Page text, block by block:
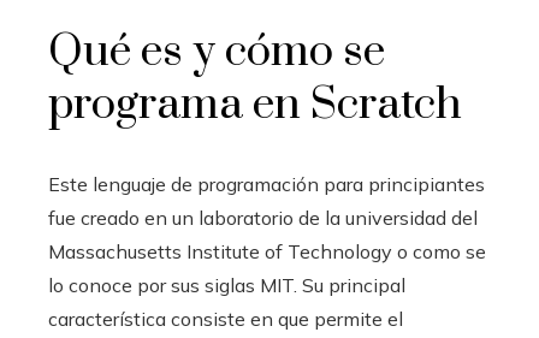
Qué es y cómo se
programa en Scratch
Este lenguaje de programación para principiantes
fue creado en un laboratorio de la universidad del
Massachusetts Institute of Technology o como se
lo conoce por sus siglas MIT. Su principal
característica consiste en que permite el